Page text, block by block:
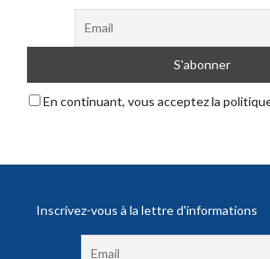
En continuant, vous acceptez la
Inscrivez-vous à la lettre d'informations